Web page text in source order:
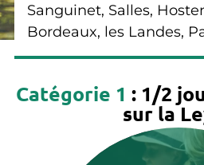
Sanguinet, Salles,
Bordeaux, les Landes,
Catégorie 1 : 1/2
sur la